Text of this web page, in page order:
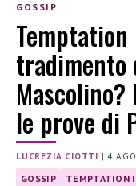
GOSSIP
tradimento
le prove di
LUCREZIA CIOTTI |4
GOSSIP TEMPTATION